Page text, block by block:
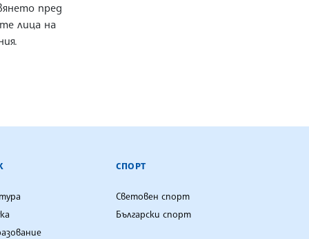
пред
лица на
СПОРТ
Световен спорт
Български спорт